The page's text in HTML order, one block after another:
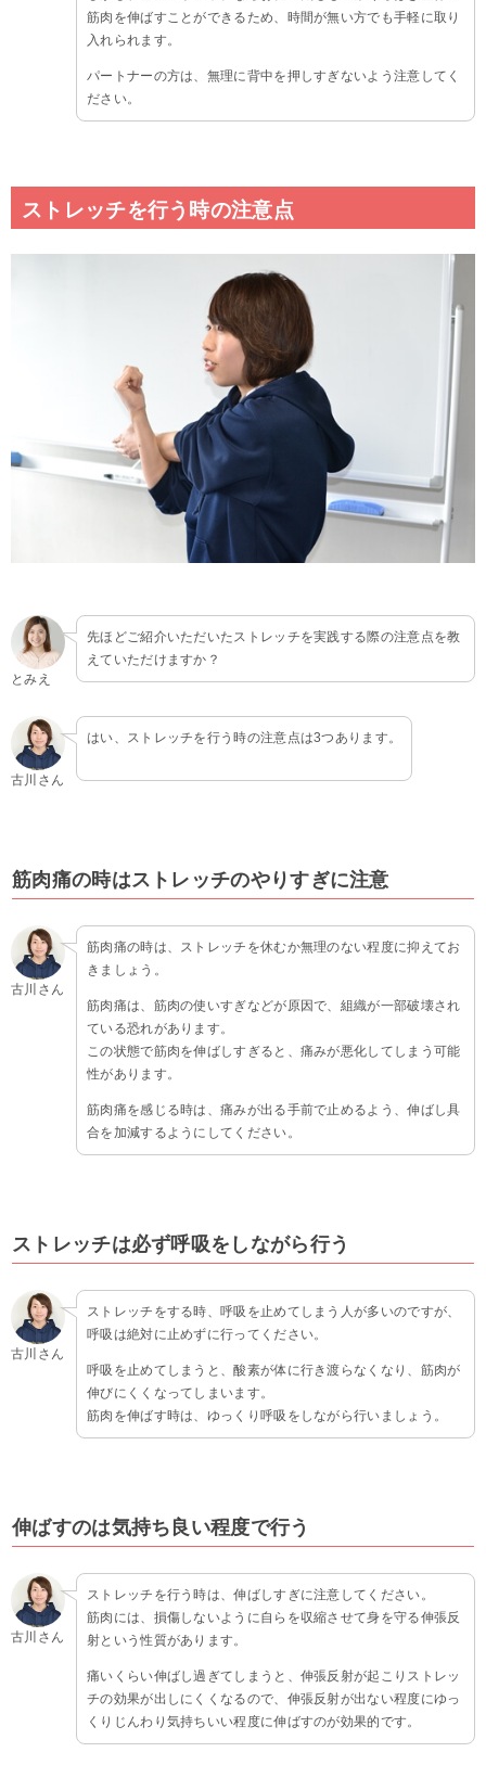
筋肉を伸ばすことができるため、時間が無い方でも手軽に取り
入れられます。
パートナーの方は、無理に背中を押しすぎないよう注意してく
ださい。
ストレッチを行う時の注意点
とみえ
先ほどご紹介いただいたストレッチを実践する際の注意点を教
えていただけますか？
古川さん
はい、ストレッチを行う時の注意点は3つあります。
筋肉痛の時はストレッチのやりすぎに注意
古川さん
筋肉痛の時は、ストレッチを休むか無理のない程度に抑えてお
きましょう。
筋肉痛は、筋肉の使いすぎなどが原因で、組織が一部破壊され
ている恐れがあります。
この状態で筋肉を伸ばしすぎると、痛みが悪化してしまう可能
性があります。
筋肉痛を感じる時は、痛みが出る手前で止めるよう、伸ばし具
合を加減するようにしてください。
ストレッチは必ず呼吸をしながら行う
古川さん
ストレッチをする時、呼吸を止めてしまう人が多いのですが、
呼吸は絶対に止めずに行ってください。
呼吸を止めてしまうと、酸素が体に行き渡らなくなり、筋肉が
伸びにくくなってしまいます。
筋肉を伸ばす時は、ゆっくり呼吸をしながら行いましょう。
伸ばすのは気持ち良い程度で行う
古川さん
ストレッチを行う時は、伸ばしすぎに注意してください。
筋肉には、損傷しないように自らを収縮させて身を守る伸張反
射という性質があります。
痛いくらい伸ばし過ぎてしまうと、伸張反射が起こりストレッ
チの効果が出しにくくなるので、伸張反射が出ない程度にゆっ
くりじんわり気持ちいい程度に伸ばすのが効果的です。